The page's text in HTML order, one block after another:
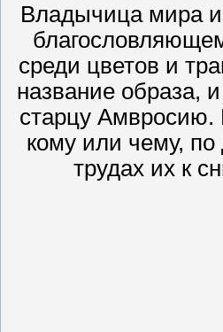
Владычица мира
среди цветов и
название образа,
старцу Амвросию.
кому или чему,
трудах их к